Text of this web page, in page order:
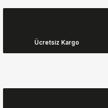
Görüş ve önerileriniz için
Ürün resmi kalitesiz, bozuk
Ürün açıklamasında eksik
Ücretsiz Kargo